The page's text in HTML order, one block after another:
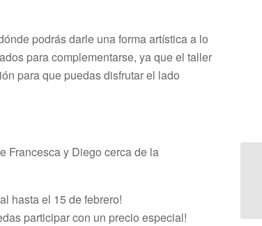
podrás darle una forma artística a lo
para complementarse, ya que el taller
para que puedas disfrutar el lado
Francesca y Diego cerca de la
hasta el 15 de febrero!
participar con un precio especial!